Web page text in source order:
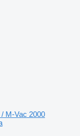
/ M-Vac 2000